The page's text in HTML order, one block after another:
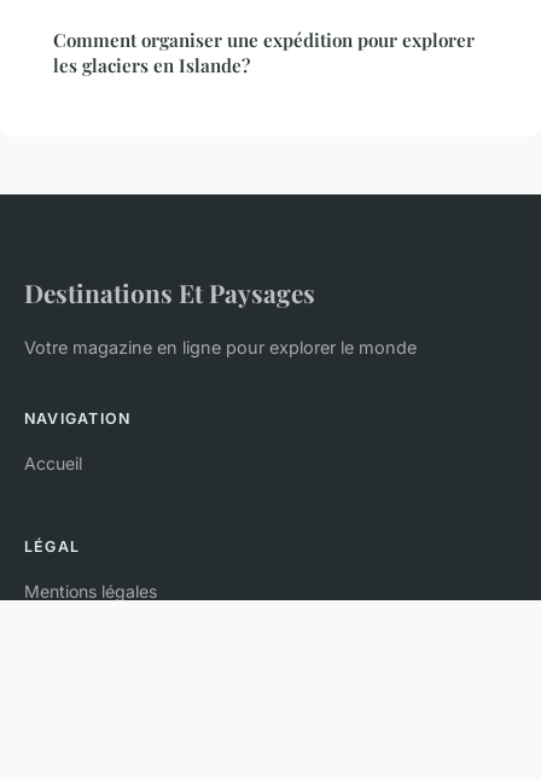
Comment organiser une expédition pour explorer
les glaciers en Islande?
Destinations Et Paysages
Votre magazine en ligne pour explorer le monde
NAVIGATION
Accueil
LÉGAL
Mentions légales